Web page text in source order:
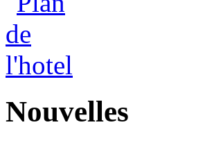
Nouvelles